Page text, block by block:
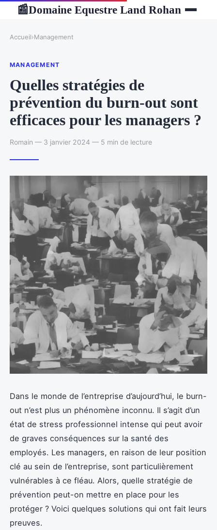
📰Domaine Equestre Land Rohan
Accueil›Management
MANAGEMENT
Quelles stratégies de
prévention du burn-out sont
efficaces pour les managers ?
Romain — 3 janvier 2024 — 5 min de lecture
Dans le monde de l’entreprise d’aujourd’hui, le burn-
out n’est plus un phénomène inconnu. Il s’agit d’un
état de stress professionnel intense qui peut avoir
de graves conséquences sur la santé des
employés. Les managers, en raison de leur position
clé au sein de l’entreprise, sont particulièrement
vulnérables à ce fléau. Alors, quelle stratégie de
prévention peut-on mettre en place pour les
protéger ? Voici quelques solutions qui ont fait leurs
preuves.